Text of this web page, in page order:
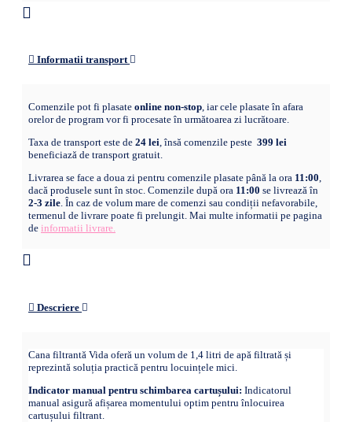
Informatii transport
Comenzile pot fi plasate online non-stop, iar cele plasate în afara
orelor de program vor fi procesate în următoarea zi lucrătoare.
Taxa de transport este de 24 lei, însă comenzile peste 399 lei
beneficiază de transport gratuit.
Livrarea se face a doua zi pentru comenzile plasate până la ora 11:00,
dacă produsele sunt în stoc. Comenzile după ora 11:00 se livrează în
2-3 zile. În caz de volum mare de comenzi sau condiții nefavorabile,
termenul de livrare poate fi prelungit. Mai multe informatii pe pagina
de informatii livrare.
Descriere
Cana filtrantă Vida oferă un volum de 1,4 litri de apă filtrată și
reprezintă soluția practică pentru locuințele mici.
Indicator manual pentru schimbarea cartușului: Indicatorul
manual asigură afișarea momentului optim pentru înlocuirea
cartușului filtrant.